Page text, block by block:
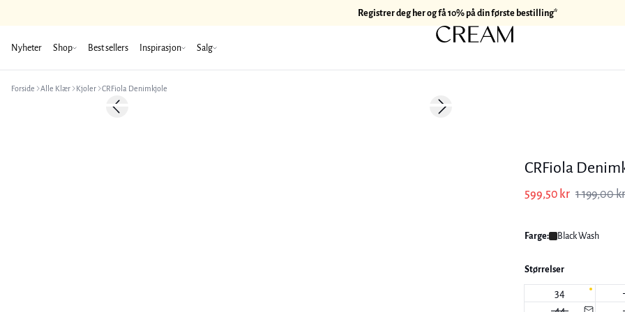
Registrer deg her og få 10% på din første bestilling*
Nyheter Shop Best sellers Inspirasjon Salg
Forside Alle Klær Kjoler CRFiola Denimkjole
-50%Previous slide Next slide
CRFiola
599,50 kr 1 199,00 kr
Farge: Black Wash
Størrelser
34